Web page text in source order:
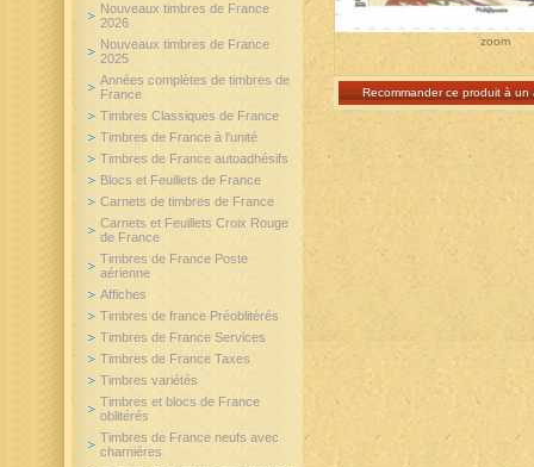
zoom
Recommander ce produit à un
Nouveaux timbres de France
2026
Nouveaux timbres de France
2025
Années complètes de timbres de
France
Timbres Classiques de France
Timbres de France à l'unité
Timbres de France autoadhésifs
Blocs et Feuillets de France
Carnets de timbres de France
Carnets et Feuillets Croix Rouge
de France
Timbres de France Poste
aérienne
Affiches
Timbres de france Préoblitérés
Timbres de France Services
Timbres de France Taxes
Timbres variétés
Timbres et blocs de France
oblitérés
Timbres de France neufs avec
charnières